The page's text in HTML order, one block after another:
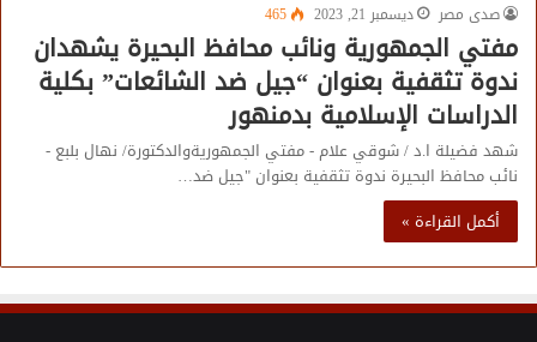
صدى مصر
ديسمبر 21, 2023 465
مفتي الجمهورية ونائب محافظ البحيرة يشهدان
ندوة تثقفية بعنوان “جيل ضد الشائعات” بكلية
الدراسات الإسلامية بدمنهور
شهد فضيلة ا.د / شوقي علام - مفتي الجمهوريةوالدكتورة/ نهال بلبع -
نائب محافظ البحيرة ندوة تثقفية بعنوان "جيل ضد…
أكمل القراءة »